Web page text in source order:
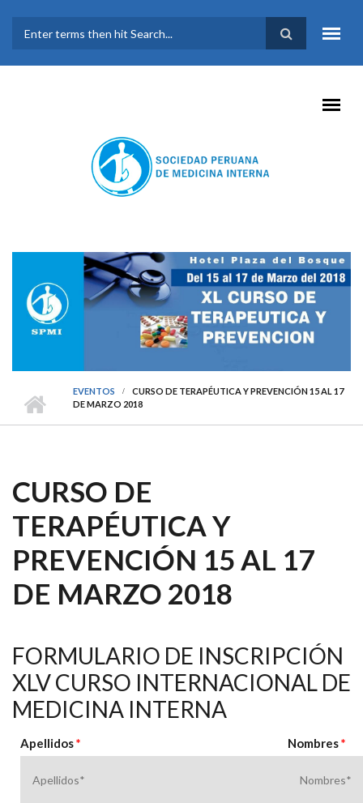
FORMULARIO DE
BÚSQUEDA
EVENTOS
CURSO DE TERAPÉUTICA Y PREVENCIÓN 15 AL 17
DE MARZO 2018
CURSO DE
TERAPÉUTICA Y
PREVENCIÓN 15 AL 17
DE MARZO 2018
FORMULARIO DE INSCRIPCIÓN
XLV CURSO INTERNACIONAL DE
MEDICINA INTERNA
Apellidos* Nombres*